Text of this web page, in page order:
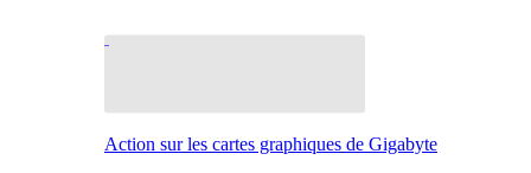
Action sur les cartes graphiques de Gigabyte